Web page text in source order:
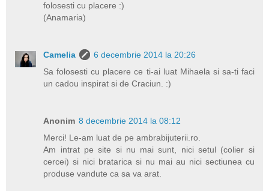
folosesti cu placere :)
(Anamaria)
Camelia
6 decembrie 2014 la 20:26
Sa folosesti cu placere ce ti-ai luat Mihaela si sa-ti faci
un cadou inspirat si de Craciun. :)
Anonim 8 decembrie 2014 la 08:12
Merci! Le-am luat de pe ambrabijuterii.ro.
Am intrat pe site si nu mai sunt, nici setul (colier si
cercei) si nici bratarica si nu mai au nici sectiunea cu
produse vandute ca sa va arat.